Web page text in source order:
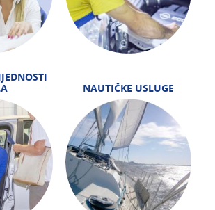
NAUTIČKE USLUGE